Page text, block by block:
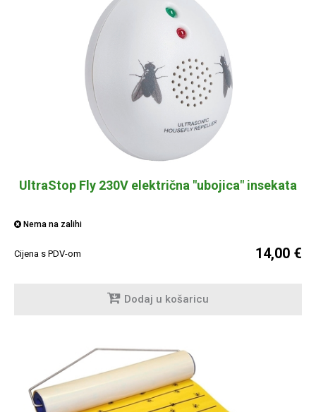
UltraStop Fly 230V električna "ubojica" insekata
Nema na zalihi
Cijena s PDV-om 14,00 €
Dodaj u košaricu